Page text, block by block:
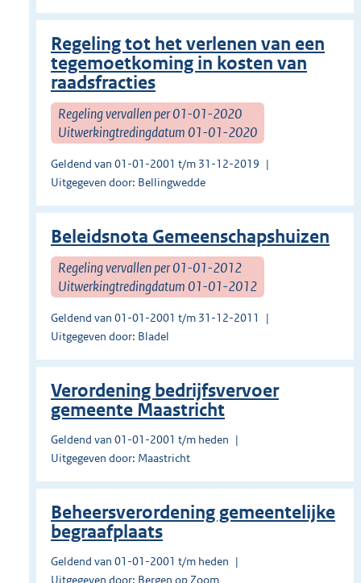
Regeling tot het verlenen van een
tegemoetkoming in kosten van
raadsfracties
Regeling vervallen per 01-01-2020
Uitwerkingtredingdatum 01-01-2020
Geldend van 01-01-2001 t/m 31-12-2019
Uitgegeven door: Bellingwedde
Beleidsnota Gemeenschapshuizen
Regeling vervallen per 01-01-2012
Uitwerkingtredingdatum 01-01-2012
Geldend van 01-01-2001 t/m 31-12-2011
Uitgegeven door: Bladel
Verordening bedrijfsvervoer
gemeente Maastricht
Geldend van 01-01-2001 t/m heden
Uitgegeven door: Maastricht
Beheersverordening gemeentelijke
begraafplaats
Geldend van 01-01-2001 t/m heden